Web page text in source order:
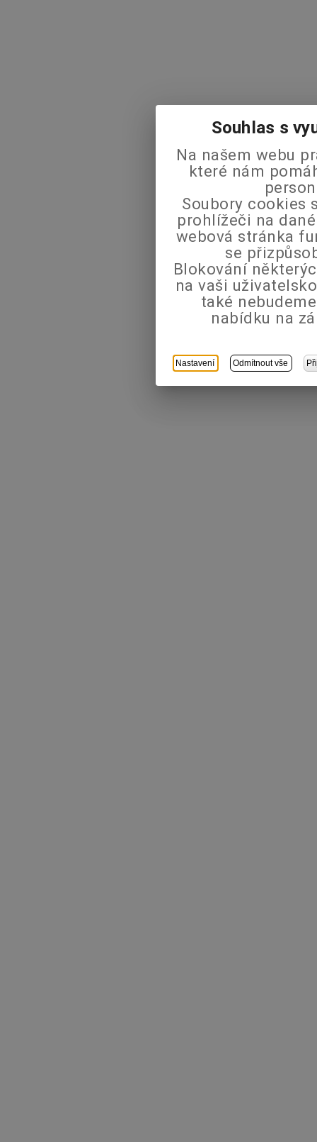
Souhlas s
Na našem webu
které nám
Soubory cookies
prohlížeči na
webová stránka
se
Blokování
na vaši
také
nabídku na
Nastavení Odmítnout vše